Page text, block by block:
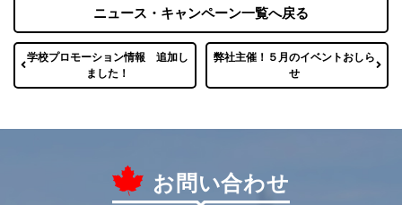
学校プロモーション情報 追加し
ました！
ニュース・キャンペーン一覧へ戻る
弊社主催！５月のイベントおしら
せ
お問い合わせ